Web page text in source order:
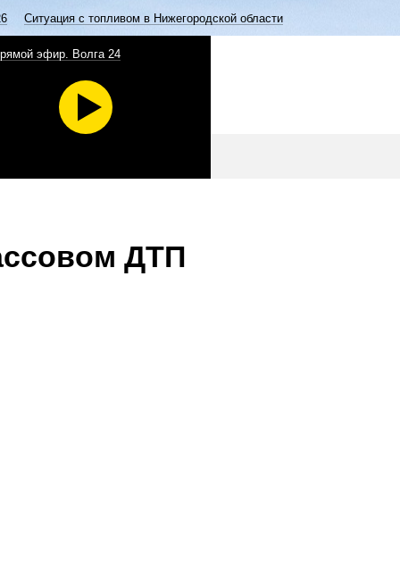
Ситуация с топливом в Нижегородской области
эфир. Волга 24
ДТП